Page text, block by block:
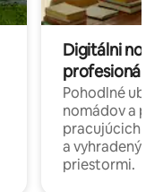
Digitálni
profesionáli
Pohodlné
nomádov a
pracujúcich
a
priestormi.